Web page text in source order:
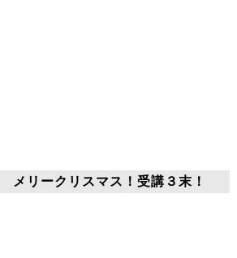
リークリスマス！受講３末！